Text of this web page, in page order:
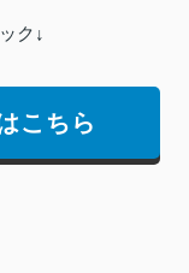
ク↓
こちら